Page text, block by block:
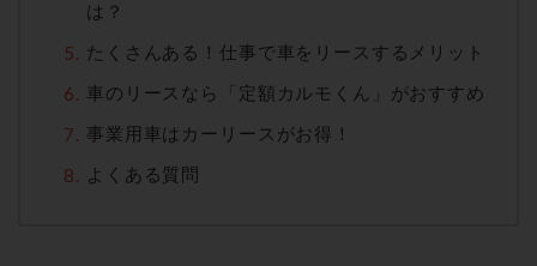
は？
たくさんある！仕事で車をリースするメリット
車のリースなら「定額カルモくん」がおすすめ
事業用車はカーリースがお得！
よくある質問